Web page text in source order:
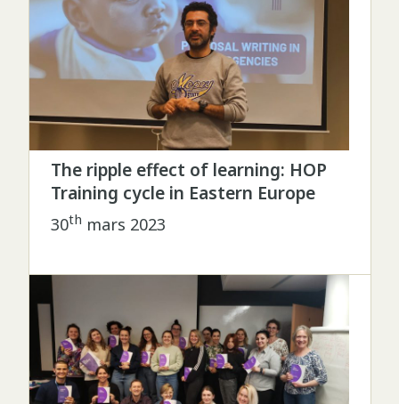
The ripple effect of learning: HOP
Training cycle in Eastern Europe
30th mars 2023